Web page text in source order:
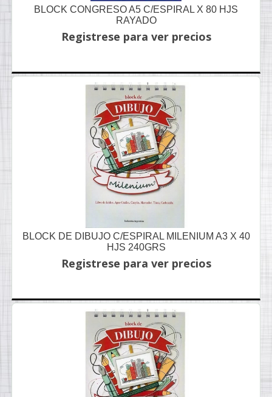
BLOCK CONGRESO A5 C/ESPIRAL X 80 HJS
RAYADO
Registrese para ver precios
BLOCK DE DIBUJO C/ESPIRAL MILENIUM A3 X 40
HJS 240GRS
Registrese para ver precios